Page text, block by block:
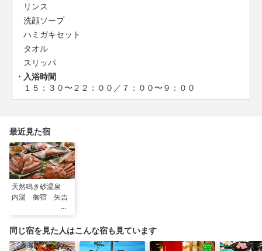
リンス
洗顔ソープ
ハミガキセット
タオル
スリッパ
入浴時間
１５：３０〜２２：００／７：００〜９：００
最近見た宿
天然鳴き砂温泉
内湯 御宿 矢吉
同じ宿を見た人はこんな宿も見ています